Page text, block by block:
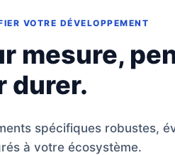
VOTRE DÉVELOPPEMENT
mesure,
durer.
spécifiques robustes,
à votre écosystème.